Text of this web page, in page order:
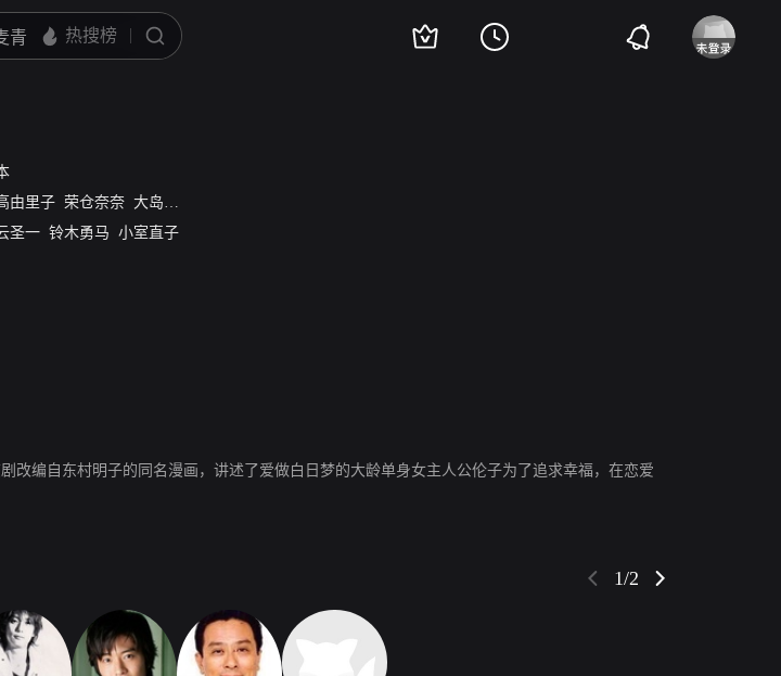
由里子 荣仓奈奈 大岛优子
圣一 铃木勇马 小室直子
改编自东村明子的同名漫画，讲述了爱做白日梦的大龄单身女主人公伦子为了追求幸福，在恋爱
1/2